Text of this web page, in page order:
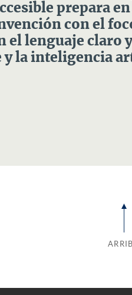
prepara en
con el
el lenguaje claro y
y la inteligencia